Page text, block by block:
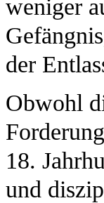
weniger
der
Obwohl
18.
und